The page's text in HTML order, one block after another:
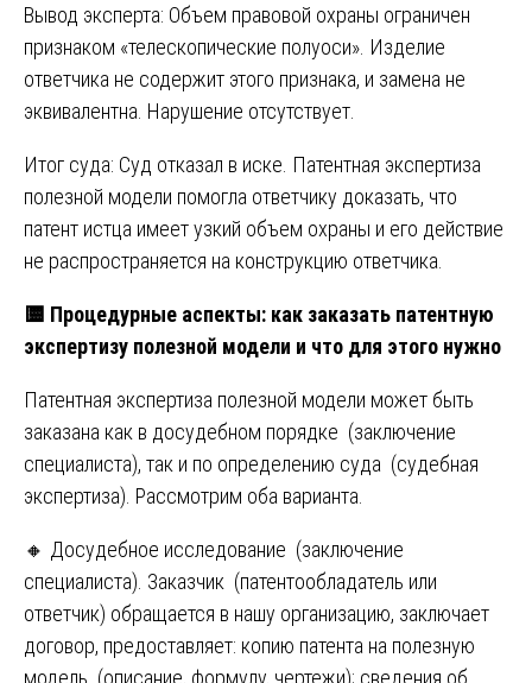
Вывод эксперта: Объем правовой охраны ограничен
признаком «телескопические полуоси». Изделие
ответчика не содержит этого признака, и замена не
эквивалентна. Нарушение отсутствует.
Итог суда: Суд отказал в иске. Патентная экспертиза
полезной модели помогла ответчику доказать, что
патент истца имеет узкий объем охраны и его действие
не распространяется на конструкцию ответчика.
🟨 Процедурные аспекты: как заказать патентную
экспертизу полезной модели и что для этого нужно
Патентная экспертиза полезной модели может быть
заказана как в досудебном порядке (заключение
специалиста), так и по определению суда (судебная
экспертиза). Рассмотрим оба варианта.
🔸 Досудебное исследование (заключение
специалиста). Заказчик (патентообладатель или
ответчик) обращается в нашу организацию, заключает
договор, предоставляет: копию патента на полезную
модель (описание, формулу, чертежи); сведения об